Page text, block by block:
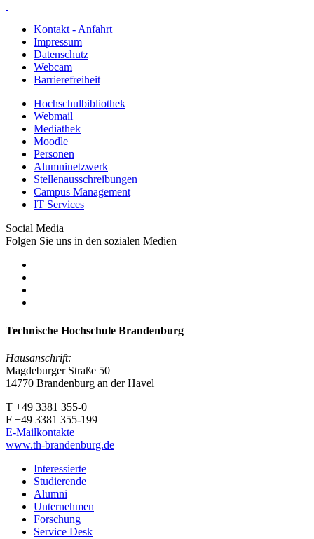
Kontakt - Anfahrt
Impressum
Datenschutz
Webcam
Barrierefreiheit
Hochschulbibliothek
Webmail
Mediathek
Moodle
Personen
Alumninetzwerk
Stellenausschreibungen
Campus Management
IT Services
Social Media
Folgen Sie uns in den sozialen Medien
Technische Hochschule Brandenburg
Hausanschrift:
Magdeburger Straße 50
14770 Brandenburg an der Havel
T +49 3381 355-0
F +49 3381 355-199
E-Mailkontakte
www.th-brandenburg.de
Interessierte
Studierende
Alumni
Unternehmen
Forschung
Service Desk